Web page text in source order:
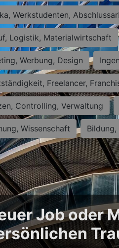
Werkstudenten,
Logistik, Materialwirtschaft
Werbung, Design
Freelancer,
Controlling, Verwaltung
Wissenschaft
Job oder